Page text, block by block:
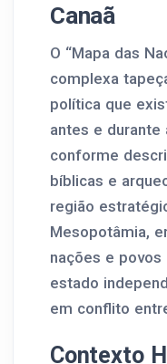
Canaã
O “Mapa das
complexa
política que
antes e durante
conforme
bíblicas e
região
Mesopotâmia,
nações e
estado
em conflito
Contexto